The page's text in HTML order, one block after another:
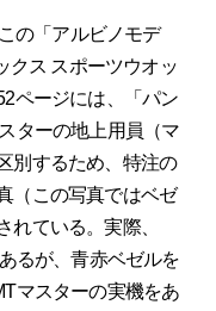
の「アルビノモデ
クス スポーツウオッ
ページには、「パン
ターの地上用員（マ
別するため、特注の
（この写真ではベゼ
れている。実際、
るが、青赤ベゼルを
マスターの実機をあ